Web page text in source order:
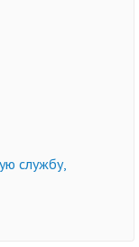
службу,